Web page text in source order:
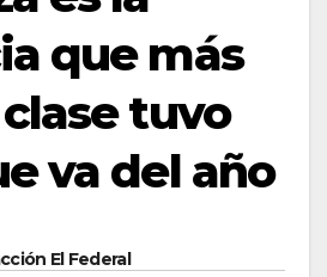
que más
tuvo
va del año
El Federal